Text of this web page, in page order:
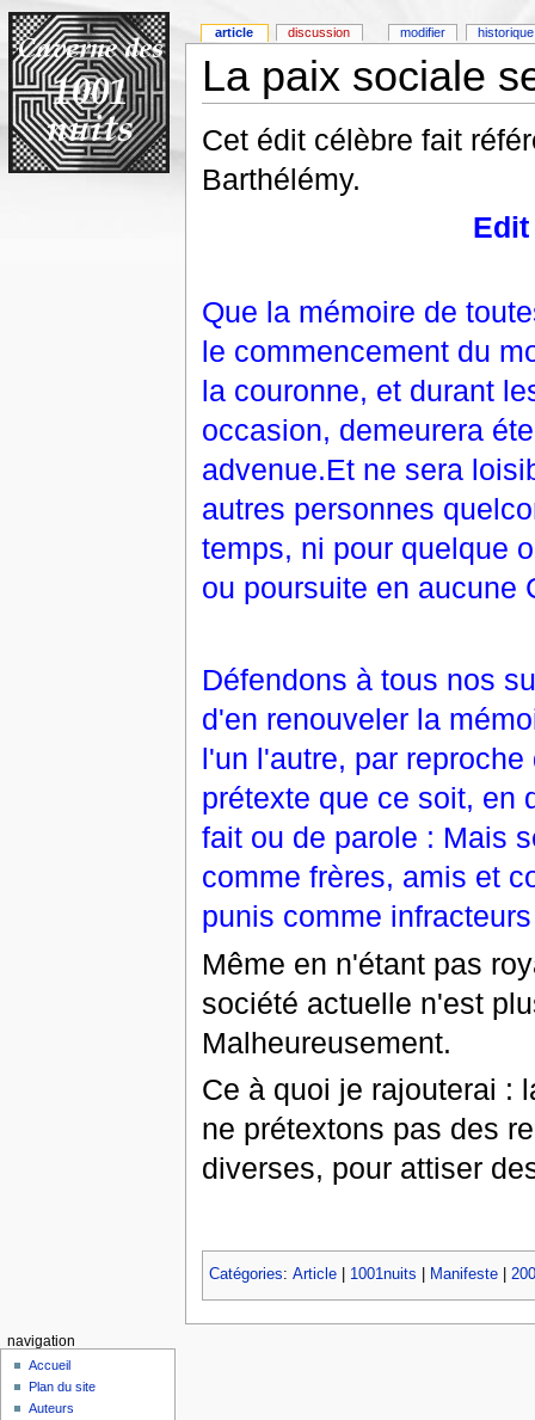
La paix sociale
Cet édit célèbre fait
Barthélémy.
Edit
Que la mémoire de
le commencement du
la couronne, et durant
occasion, demeurera
advenue.Et ne sera
autres personnes
temps, ni pour quelque
ou poursuite en aucune
Défendons à tous nos
d'en renouveler la
l'un l'autre, par
prétexte que ce soit, en
fait ou de parole : Mais
comme frères, amis et
punis comme
Même en n'étant pas
société actuelle n'est
Malheureusement.
Ce à quoi je rajouterai :
ne prétextons pas des
diverses, pour attiser
Catégories: Article| 1001nuits Manifeste|
article discussion modifier historique
navigation
Accueil
Plan du site
Auteurs